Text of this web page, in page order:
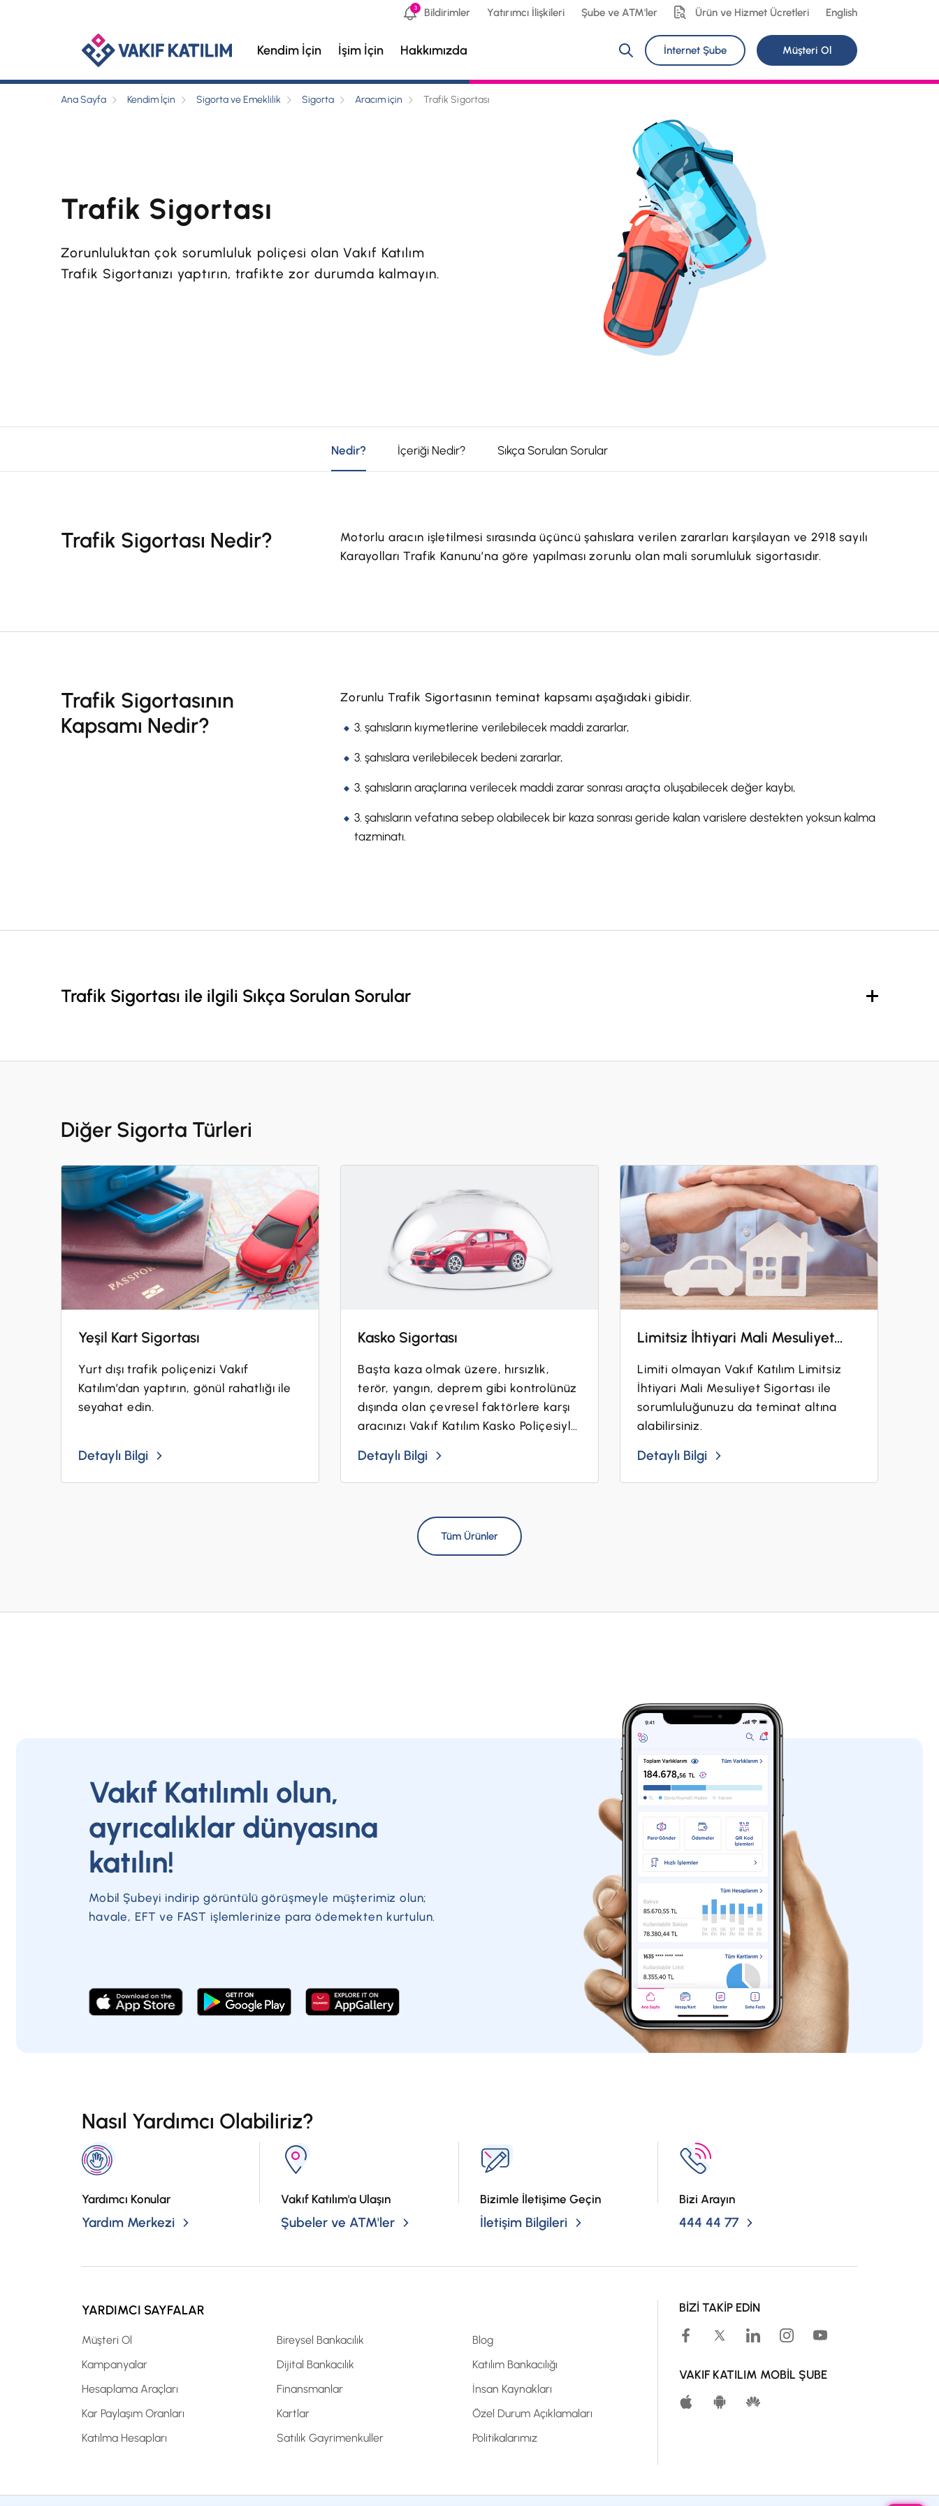
3 Bildirimler Yatırımcı İlişkileri Şube ve ATM'ler Ürün ve Hizmet Ücretleri English
Kendim İçin İşim İçin Hakkımızda İnternet Şube Müşteri Ol
Ana Sayfa Kendim İçin Sigorta ve Emeklilik Sigorta Aracım için Trafik Sigortası
Trafik Sigortası
Zorunluluktan çok sorumluluk poliçesi olan Vakıf Katılım
Trafik Sigortanızı yaptırın, trafikte zor durumda kalmayın.
Nedir? İçeriği Nedir? Sıkça Sorulan Sorular
Trafik Sigortası Nedir?
Motorlu aracın işletilmesi sırasında üçüncü şahıslara verilen zararları karşılayan ve 2918 sayılı
Karayolları Trafik Kanunu’na göre yapılması zorunlu olan mali sorumluluk sigortasıdır.
Trafik Sigortasının
Kapsamı Nedir?
Zorunlu Trafik Sigortasının teminat kapsamı aşağıdaki gibidir.
3. şahısların kıymetlerine verilebilecek maddi zararlar,
3. şahıslara verilebilecek bedeni zararlar,
3. şahısların araçlarına verilecek maddi zarar sonrası araçta oluşabilecek değer kaybı,
3. şahısların vefatına sebep olabilecek bir kaza sonrası geride kalan varislere destekten yoksun kalma
tazminatı.
Trafik Sigortası ile ilgili Sıkça Sorulan Sorular
Diğer Sigorta Türleri
Yeşil Kart Sigortası
Yurt dışı trafik poliçenizi Vakıf
Katılım’dan yaptırın, gönül rahatlığı ile
seyahat edin.
Detaylı Bilgi
Kasko Sigortası
Başta kaza olmak üzere, hırsızlık,
terör, yangın, deprem gibi kontrolünüz
dışında olan çevresel faktörlere karşı
aracınızı Vakıf Katılım Kasko Poliçesiyle
Detaylı Bilgi
Limitsiz İhtiyari Mali Mesuliyet...
Limiti olmayan Vakıf Katılım Limitsiz
İhtiyari Mali Mesuliyet Sigortası ile
sorumluluğunuzu da teminat altına
alabilirsiniz.
Detaylı Bilgi
Tüm Ürünler
Vakıf Katılımlı olun,
ayrıcalıklar dünyasına
katılın!
Mobil Şubeyi indirip görüntülü görüşmeyle müşterimiz olun;
havale, EFT ve FAST işlemlerinize para ödemekten kurtulun.
Nasıl Yardımcı Olabiliriz?
Yardımcı Konular
Yardım Merkezi
Vakıf Katılım'a Ulaşın
Şubeler ve ATM'ler
Bizimle İletişime Geçin
İletişim Bilgileri
Bizi Arayın
444 44 77
YARDIMCI SAYFALAR
Müşteri Ol
Kampanyalar
Hesaplama Araçları
Kar Paylaşım Oranları
Katılma Hesapları
Bireysel Bankacılık
Dijital Bankacılık
Finansmanlar
Kartlar
Satılık Gayrimenkuller
Blog
Katılım Bankacılığı
İnsan Kaynakları
Özel Durum Açıklamaları
Politikalarımız
BİZİ TAKİP EDİN
VAKIF KATILIM MOBİL ŞUBE